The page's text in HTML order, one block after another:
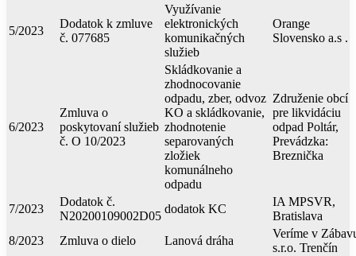
5/2023
Dodatok k zmluve
č. 077685
Využívanie
elektronických
komunikačných
služieb
Orange
Slovensko a.s .
6/2023
Zmluva o
poskytovaní služieb
č. O 10/2023
Skládkovanie a
zhodnocovanie
odpadu, zber, odvoz
KO a skládkovanie,
zhodnotenie
separovaných
zložiek
komunálneho
odpadu
Združenie obcí
pre likvidáciu
odpad Poltár,
Prevádzka:
Breznička
7/2023
Dodatok č.
N20200109002D05
dodatok KC
IA MPSVR,
Bratislava
8/2023
Zmluva o dielo Lanová dráha
Veríme v
s.r.o. Trenčín